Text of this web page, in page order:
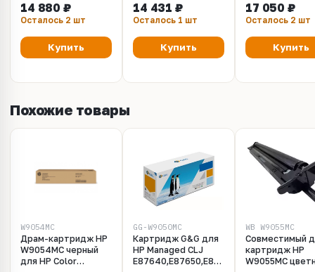
E77822 /
E77825/E77830
(JC96-11663A /
Z7Y91A)
14 880 ₽
Осталось 2 шт
Купить
E77830, голубой (32
000 стр.)
14 431 ₽
Осталось 1 шт
Купить
желтый
W9042MC) (28
стр.)
17 050 ₽
Осталось 2 шт
Купить
Похожие товары
W9054MC
Драм-картридж HP
W9054MC черный
для HP Color
GG-W9050MC
Картридж G&G для
HP Managed CLJ
E87640,E87650,E87660,
WB W9055MC
Совместимый
картридж HP
W9055MC